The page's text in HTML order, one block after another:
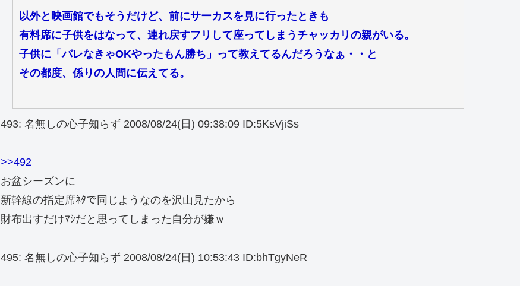
以外と映画館でもそうだけど、前にサーカスを見に行ったときも
有料席に子供をはなって、連れ戻すフリして座ってしまうチャッカリの親がいる。
子供に「バレなきゃOKやったもん勝ち」って教えてるんだろうなぁ・・と
その都度、係りの人間に伝えてる。
493: 名無しの心子知らず 2008/08/24(日) 09:38:09 ID:5KsVjiSs
>>492
お盆シーズンに
新幹線の指定席ﾈﾀで同じようなのを沢山見たから
財布出すだけﾏｼだと思ってしまった自分が嫌ｗ
495: 名無しの心子知らず 2008/08/24(日) 10:53:43 ID:bhTgyNeR